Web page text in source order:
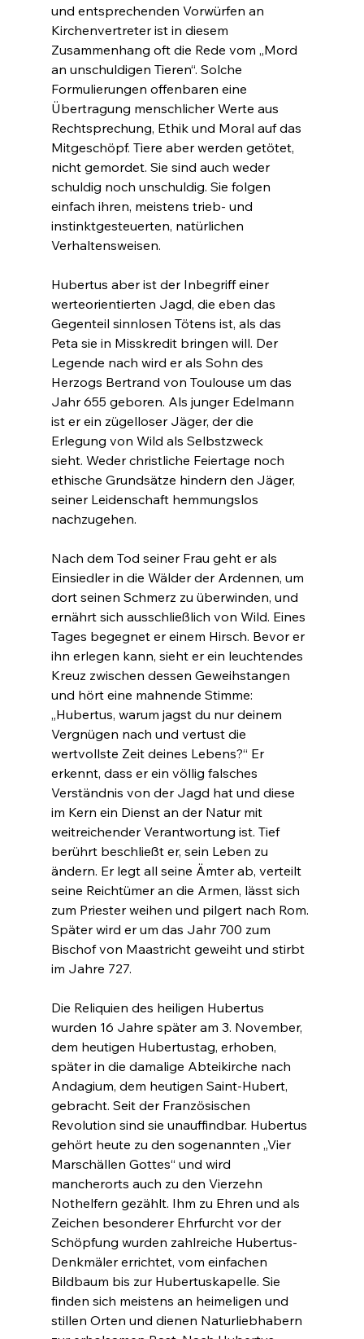
und entsprechenden Vorwürfen an
Kirchenvertreter ist in diesem
Zusammenhang oft die Rede vom „Mord
an unschuldigen Tieren“. Solche
Formulierungen offenbaren eine
Übertragung menschlicher Werte aus
Rechtsprechung, Ethik und Moral auf das
Mitgeschöpf. Tiere aber werden getötet,
nicht gemordet. Sie sind auch weder
schuldig noch unschuldig. Sie folgen
einfach ihren, meistens trieb- und
instinktgesteuerten, natürlichen
Verhaltensweisen.
Hubertus aber ist der Inbegriff einer
werteorientierten Jagd, die eben das
Gegenteil sinnlosen Tötens ist, als das
Peta sie in Misskredit bringen will. Der
Legende nach wird er als Sohn des
Herzogs Bertrand von Toulouse um das
Jahr 655 geboren. Als junger Edelmann
ist er ein zügelloser Jäger, der die
Erlegung von Wild als Selbstzweck
sieht. Weder christliche Feiertage noch
ethische Grundsätze hindern den Jäger,
seiner Leidenschaft hemmungslos
nachzugehen.
Nach dem Tod seiner Frau geht er als
Einsiedler in die Wälder der Ardennen, um
dort seinen Schmerz zu überwinden, und
ernährt sich ausschließlich von Wild. Eines
Tages begegnet er einem Hirsch. Bevor er
ihn erlegen kann, sieht er ein leuchtendes
Kreuz zwischen dessen Geweihstangen
und hört eine mahnende Stimme:
„Hubertus, warum jagst du nur deinem
Vergnügen nach und vertust die
wertvollste Zeit deines Lebens?“ Er
erkennt, dass er ein völlig falsches
Verständnis von der Jagd hat und diese
im Kern ein Dienst an der Natur mit
weitreichender Verantwortung ist. Tief
berührt beschließt er, sein Leben zu
ändern. Er legt all seine Ämter ab, verteilt
seine Reichtümer an die Armen, lässt sich
zum Priester weihen und pilgert nach Rom.
Später wird er um das Jahr 700 zum
Bischof von Maastricht geweiht und stirbt
im Jahre 727.
Die Reliquien des heiligen Hubertus
wurden 16 Jahre später am 3. November,
dem heutigen Hubertustag, erhoben,
später in die damalige Abteikirche nach
Andagium, dem heutigen Saint-Hubert,
gebracht. Seit der Französischen
Revolution sind sie unauffindbar. Hubertus
gehört heute zu den sogenannten „Vier
Marschällen Gottes“ und wird
mancherorts auch zu den Vierzehn
Nothelfern gezählt. Ihm zu Ehren und als
Zeichen besonderer Ehrfurcht vor der
Schöpfung wurden zahlreiche Hubertus-
Denkmäler errichtet, vom einfachen
Bildbaum bis zur Hubertuskapelle. Sie
finden sich meistens an heimeligen und
stillen Orten und dienen Naturliebhabern